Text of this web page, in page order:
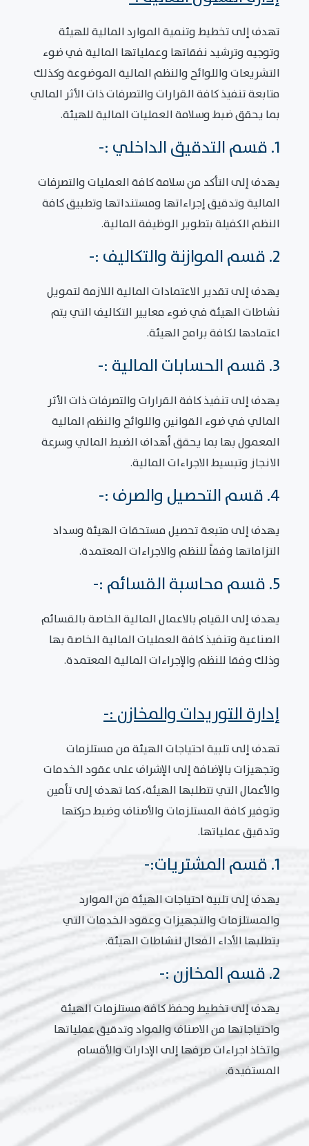
تهدف إلى تخطيط وتنمية الموارد المالية للهيئة
وتوجيه وترشيد نفقاتها وعملياتها المالية في ضوء
التشريعات واللوائح والنظم المالية الموضوعة وكذلك
متابعة تنفيذ كافة القرارات والتصرفات ذات الأثر المالي
بما يحقق ضبط وسلامة العمليات المالية للهيئة.
1. قسم التدقيق الداخلي :-
يهدف إلى التأكد من سلامة كافة العمليات والتصرفات
المالية وتدقيق إجراءاتها ومستنداتها وتطبيق كافة
النظم الكفيلة بتطوير الوظيفة المالية.
2. قسم الموازنة والتكاليف :-
يهدف إلى تقدير الاعتمادات المالية اللازمة لتمويل
نشاطات الهيئة في ضوء معايير التكاليف التي يتم
اعتمادها لكافة برامج الهيئة.
3. قسم الحسابات المالية :-
يهدف إلى تنفيذ كافة القرارات والتصرفات ذات الأثر
المالي في ضوء القوانين واللوائح والنظم المالية
المعمول بها بما يحقق أهداف الضبط المالي وسرعة
الانجاز وتبسيط الاجراءات المالية.
4. قسم التحصيل والصرف :-
يهدف إلى متبعة تحصيل مستحقات الهيئة وسداد
التزاماتها وفقاً للنظم والاجراءات المعتمدة.
5. قسم محاسبة القسائم :-
يهدف إلى القيام بالاعمال المالية الخاصة بالقسائم
الصناعية وتنفيذ كافة العمليات المالية الخاصة بها
وذلك وفقا للنظم والإجراءات المالية المعتمدة.
إدارة التوريدات والمخازن :-
تهدف إلى تلبية احتياجات الهيئة من مستلزمات
وتجهيزات بالإضافة إلى الإشراف على عقود الخدمات
والأعمال التي تتطلبها الهيئة، كما تهدف إلى تأمين
وتوفير كافة المستلزمات والأصناف وضبط حركتها
وتدقيق عملياتها.
1. قسم المشتريات:-
يهدف إلى تلبية احتياجات الهيئة من الموارد
والمستلزمات والتجهيزات وعقود الخدمات التي
يتطلبها الأداء الفعال لنشاطات الهيئة.
2. قسم المخازن :-
يهدف إلى تخطيط وحفظ كافة مستلزمات الهيئة
واحتياجاتها من الاصناف والمواد وتدقيق عملياتها
واتخاذ اجراءات صرفها إلى الإدارات والأقسام
المستفيدة.